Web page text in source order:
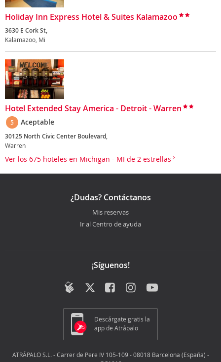
Holiday Inn Express Hotel & Suites Kalamazoo
3630 E Cork St,
Kalamazoo, Mi
Hotel Extended Stay America - Detroit - Warren
5 Aceptable
30125 North Civic Center Boulevard,
Warren
Ver los 675 hoteles en Michigan - MI de 2 estrellas
¿Dudas? Contáctanos
Mis reservas
Ir al Centro de ayuda
¡Síguenos!
Descárgate gratis la
app de Atrápalo
ATRÁPALO S.L. - Carrer de Pere IV 105-109 - 08018 Barcelona (España) -